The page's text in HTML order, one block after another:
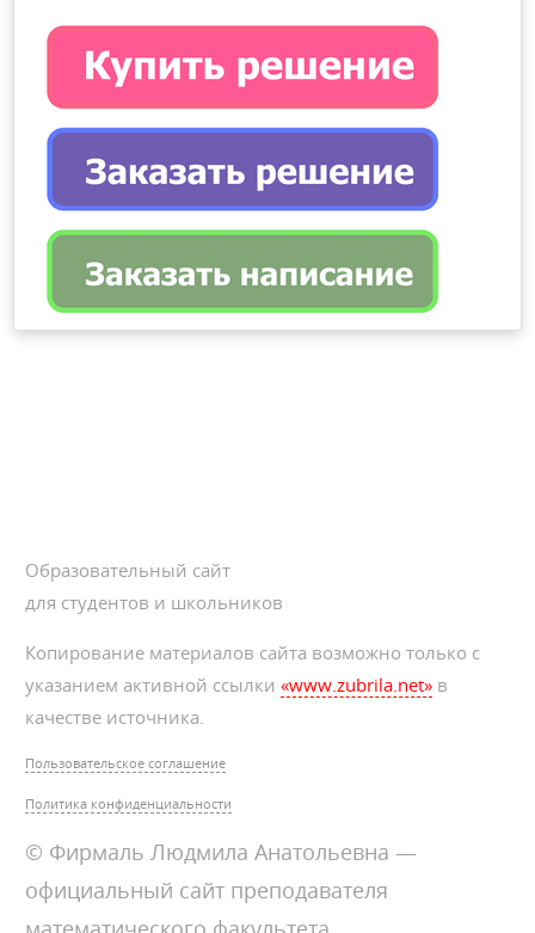
Образовательный сайт
для студентов и школьников
Копирование материалов сайта возможно только с
указанием активной ссылки«www.zubrila.net» в
качестве источника.
Пользовательское соглашение
Политика конфиденциальности
© Фирмаль Людмила Анатольевна —
официальный сайт преподавателя